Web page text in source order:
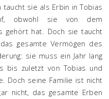
sie als Erbin in Tobias
obwohl sie von dem
gehört hat. Doch sie taucht
gesamte Vermögen des
sie muss ein Jahr lang
bis zuletzt von Tobias und
Doch seine Familie ist nicht
nicht, das gesamte Erben